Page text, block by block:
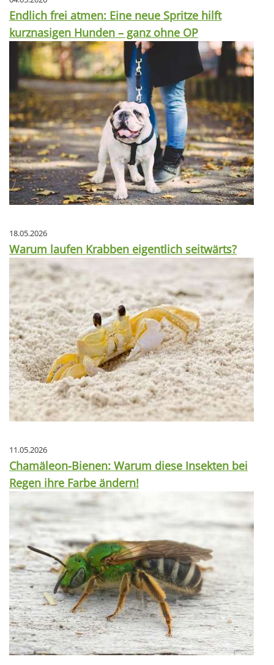
Endlich frei atmen: Eine neue Spritze hilft
kurznasigen Hunden – ganz ohne OP
18.05.2026
Warum laufen Krabben eigentlich seitwärts?
11.05.2026
Chamäleon-Bienen: Warum diese Insekten bei
Regen ihre Farbe ändern!